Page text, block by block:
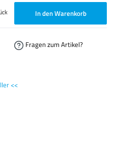
benutze die Schaltflächen um die Anzahl zu
In den Warenkorb
Fragen zum Artikel?
<<